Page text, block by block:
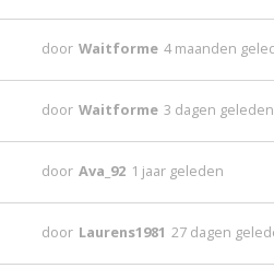
door Waitforme 4 maanden
door Waitforme 3 dagen geleden
door Ava_92 1 jaar geleden
door Laurens1981 27 dagen